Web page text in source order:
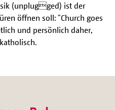
(unplugged) ist der
öffnen soll: "Church goes
und persönlich daher,